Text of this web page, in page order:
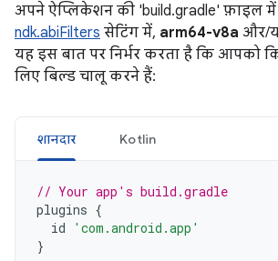
अपने ऐप्लिकेशन की 'build.gradle' फ़ाइल
ndk.abiFilters सेटिंग में, arm64-v8a और/
यह इस बात पर निर्भर करता है कि आपको
लिए बिल्ड चालू करने हैं:
शानदार Kotlin
// Your app's build.gradle
plugins {
id
'com.android.app'
}